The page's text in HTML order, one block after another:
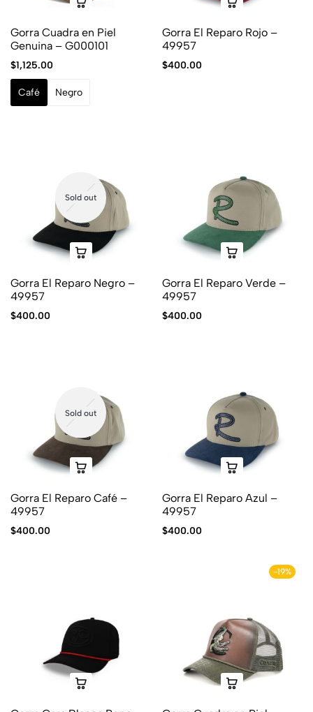
Gorra Cuadra en Piel
Genuina – G000101
$1,125.00
Café Negro
Gorra El Reparo Rojo –
49957
$400.00
Sold out
Gorra El Reparo Negro –
49957
$400.00
Gorra El Reparo Verde –
49957
$400.00
Sold out
Gorra El Reparo Café –
49957
$400.00
Gorra El Reparo Azul –
49957
$400.00
-19%